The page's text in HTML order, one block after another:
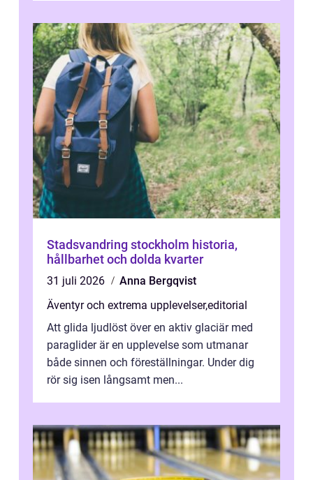
Stadsvandring stockholm historia,
hållbarhet och dolda kvarter
31 juli 2026
Anna Bergqvist
Äventyr och extrema upplevelser,editorial
Att glida ljudlöst över en aktiv glaciär med
paraglider är en upplevelse som utmanar
både sinnen och föreställningar. Under dig
rör sig isen långsamt men...